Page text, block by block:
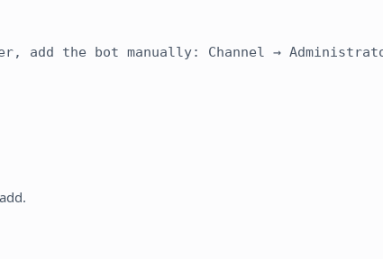
add the bot manually: Channel →